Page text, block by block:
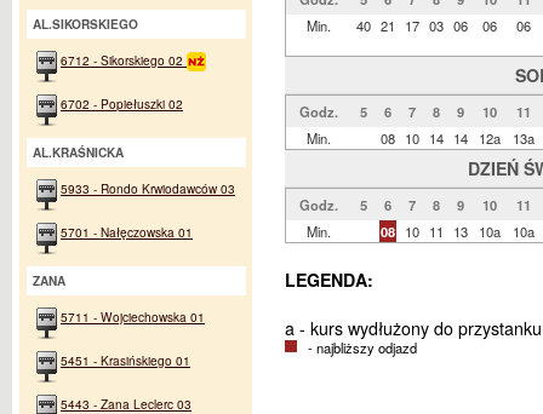
Min.
40 21 17 03 06 06 06
Godz. 5 6 7 8 9 10
11
Min.
08 10 14 14 12a 13a
DZIEŃ
Godz. 5 6 7 8 9 10
11
Min.
08 10 11 13 10a 10a
LEGENDA:
a - kurs wydłużony do
- najbliższy odjazd
AL.SIKORSKIEGO
6712 - Sikorskiego 02
6702 - Popiełuszki 02
AL.KRAŚNICKA
5933 - Rondo Krwiodawców 03
5701 - Nałęczowska 01
ZANA
5711 - Wojciechowska 01
5451 - Krasińskiego 01
5443 - Zana Leclerc 03